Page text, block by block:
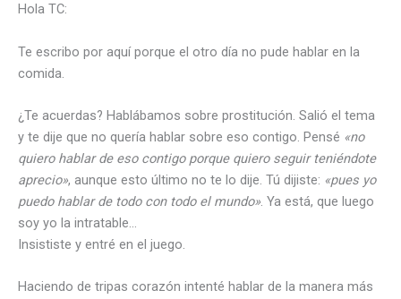
Hola TC:
Te escribo por aquí porque el otro día no pude hablar en la
comida.
¿Te acuerdas? Hablábamos sobre prostitución. Salió el tema
y te dije que no quería hablar sobre eso contigo. Pensé «no
quiero hablar de eso contigo porque quiero seguir teniéndote
aprecio», aunque esto último no te lo dije. Tú dijiste: «pues yo
puedo hablar de todo con todo el mundo». Ya está, que luego
soy yo la intratable…
Insististe y entré en el juego.
Haciendo de tripas corazón intenté hablar de la manera más